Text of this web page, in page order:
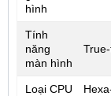
hình
Tính
năng
màn hình
Loại CPU